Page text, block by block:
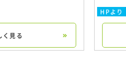
く見る
HPより